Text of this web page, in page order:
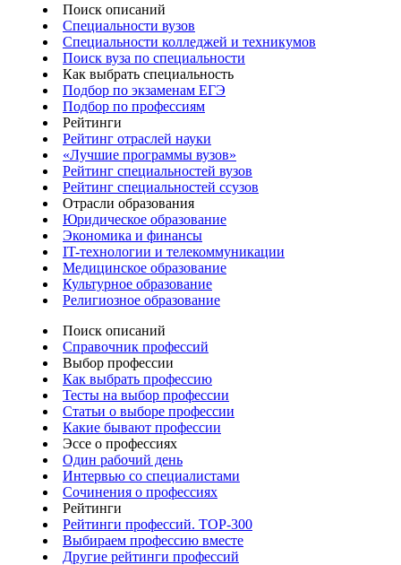
Поиск описаний
Специальности вузов
Специальности колледжей и техникумов
Поиск вуза по специальности
Как выбрать специальность
Подбор по экзаменам ЕГЭ
Подбор по профессиям
Рейтинги
Рейтинг отраслей науки
«Лучшие программы вузов»
Рейтинг специальностей вузов
Рейтинг специальностей ссузов
Отрасли образования
Юридическое образование
Экономика и финансы
IT-технологии и телекоммуникации
Медицинское образование
Культурное образование
Религиозное образование
Поиск описаний
Справочник профессий
Выбор профессии
Как выбрать профессию
Тесты на выбор профессии
Статьи о выборе профессии
Какие бывают профессии
Эссе о профессиях
Один рабочий день
Интервью со специалистами
Сочинения о профессиях
Рейтинги
Рейтинги профессий. TOP-300
Выбираем профессию вместе
Другие рейтинги профессий